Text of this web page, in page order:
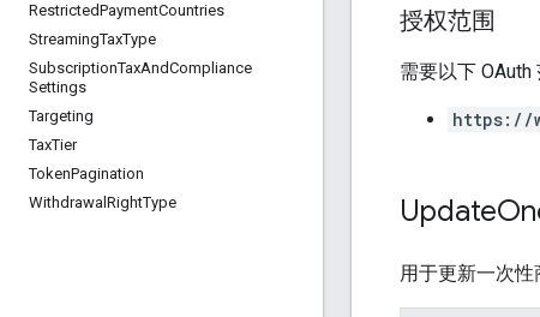
RestrictedPaymentCountries
StreamingTaxType
SubscriptionTaxAndCompliance
Settings
Targeting
TaxTier
TokenPagination
Withdrawal RightType
授权范围
需要以下 OAuth
https://
Update
用于更新一次性